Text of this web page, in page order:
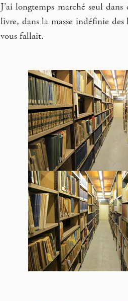
J’ai longtemps marché seul
livre, dans la masse indéfinie
vous fallait.